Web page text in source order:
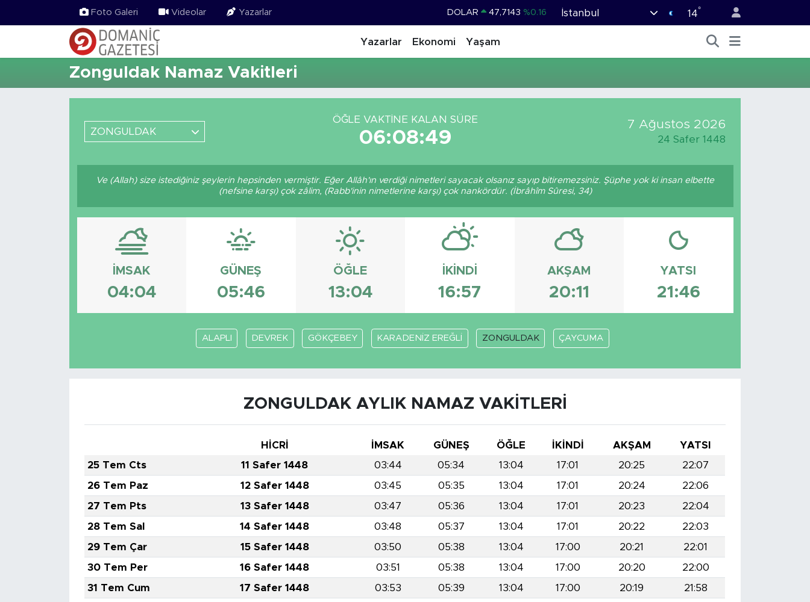
Foto Galeri Videolar Yazarlar DOLAR 47,7143 %0.16
STERLİN 64,2463 %0.07
BİST100 13.799 %70
BITCOIN 64.225,61
İstanbul 14°
Yazarlar Ekonomi Yaşam
Zonguldak Namaz Vakitleri
ZONGULDAK
ÖĞLE VAKTINE KALAN SÜRE
06:08:49
7 Ağustos 2026
24 Safer 1448
Ve (Allah) size istediğiniz şeylerin hepsinden vermiştir. Eğer Allâh'ın verdiği nimetleri sayacak olsanız sayıp bitiremezsiniz. Şüphe yok ki insan elbette
(nefsine karşı) çok zâlim, (Rabb'inin nimetlerine karşı) çok nankördür. (İbrâhîm Sûresi, 34)
İMSAK
04:04
GÜNEŞ
05:46
ÖĞLE
13:04
İKINDI
16:57
AKŞAM
20:11
YATSI
21:46
ALAPLI DEVREK GÖKÇEBEY KARADENİZ EREĞLİ ZONGULDAK ÇAYCUMA
ZONGULDAK AYLIK NAMAZ VAKITLERI
HİCRİ İMSAK GÜNEŞ ÖĞLE İKINDI AKŞAM
YATSI
25 Tem Cts
11 Safer 1448 03:44 05:34 13:04 17:01 20:25
22:07
26 Tem Paz
12 Safer 1448 03:45 05:35 13:04 17:01 20:24
22:06
27 Tem Pts
13 Safer 1448 03:47 05:36 13:04 17:01 20:23
22:04
28 Tem Sal
14 Safer 1448 03:48 05:37 13:04 17:01 20:22
22:03
29 Tem Çar
15 Safer 1448 03:50 05:38 13:04 17:00 20:21
22:01
30 Tem Per
16 Safer 1448 03:51 05:38 13:04 17:00 20:20
22:00
31 Tem Cum
17 Safer 1448 03:53 05:39 13:04 17:00 20:19
21:58